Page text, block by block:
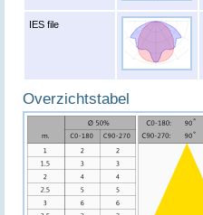
IES file
Overzichtstabel